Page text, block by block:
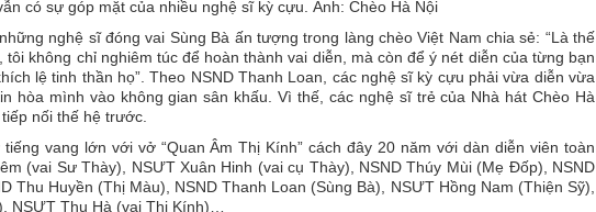
có sự góp mặt của nhiều nghệ sĩ kỳ cựu. Ảnh: Chèo Hà Nội
nghệ sĩ đóng vai Sùng Bà ấn tượng trong làng chèo Việt Nam chia sẻ: “Là thế
không chỉ nghiêm túc để hoàn thành vai diễn, mà còn để ý nét diễn của từng bạn
lệ tinh thần họ”. Theo NSND Thanh Loan, các nghệ sĩ kỳ cựu phải vừa diễn vừa
hòa mình vào không gian sân khấu. Vì thế, các nghệ sĩ trẻ của Nhà hát Chèo Hà
nối thế hệ trước.
vang lớn với vở “Quan Âm Thị Kính” cách đây 20 năm với dàn diễn viên toàn
(vai Sư Thày), NSƯT Xuân Hinh (vai cụ Thày), NSND Thúy Mùi (Mẹ Đốp), NSND
Thu Huyền (Thị Màu), NSND Thanh Loan (Sùng Bà), NSƯT Hồng Nam (Thiện Sỹ),
NSƯT Thu Hà (vai Thị Kính)…